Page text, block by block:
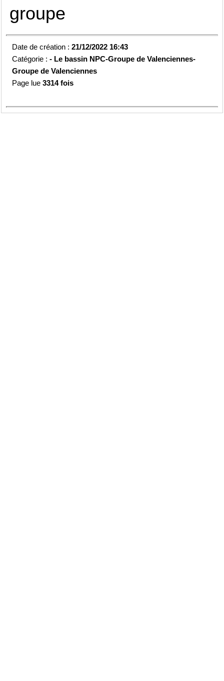
groupe
Date de création :21/12/2022 16:43
Catégorie :- Le bassin NPC-Groupe de Valenciennes-
Groupe de Valenciennes
Page lue3314 fois